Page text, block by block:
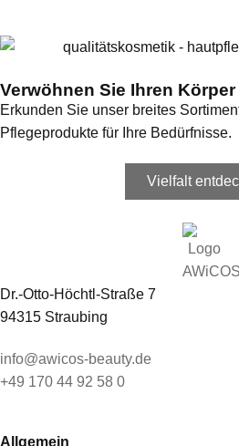
Verwöhnen Sie Ihren Körper
Erkunden Sie unser breites
Pflegeprodukte für Ihre Bedürfnisse.
Vielfalt
Dr.-Otto-Höchtl-Straße 7
94315 Straubing
info@awicos-beauty.de
+49 170 44 92 58 0
Allgemein